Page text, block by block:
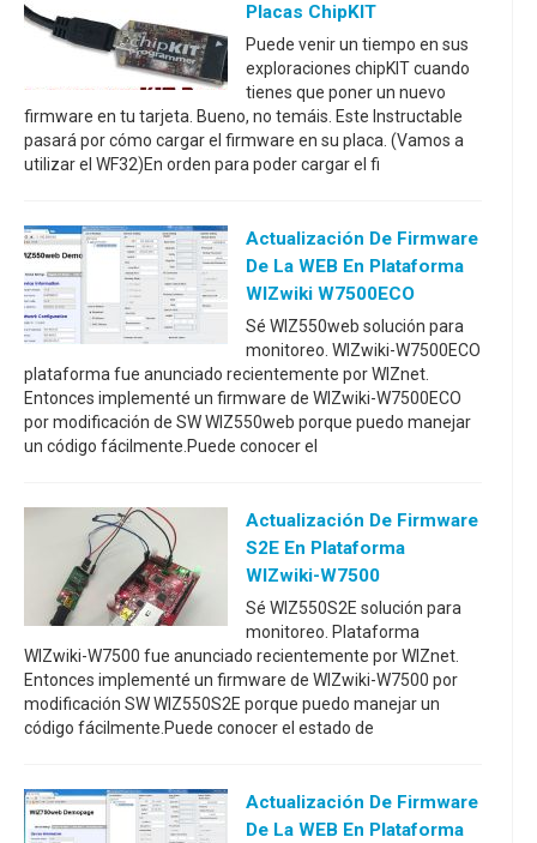
Placas ChipKIT
Puede venir un tiempo en sus
exploraciones chipKIT cuando
tienes que poner un nuevo
firmware en tu tarjeta. Bueno, no temáis. Este Instructable
pasará por cómo cargar el firmware en su placa. (Vamos a
utilizar el WF32)En orden para poder cargar el fi
Actualización De Firmware
De La WEB En Plataforma
WIZwiki W7500ECO
Sé WIZ550web solución para
monitoreo. WIZwiki-W7500ECO
plataforma fue anunciado recientemente por WIZnet.
Entonces implementé un firmware de WIZwiki-W7500ECO
por modificación de SW WIZ550web porque puedo manejar
un código fácilmente.Puede conocer el
Actualización De Firmware
S2E En Plataforma
WIZwiki-W7500
Sé WIZ550S2E solución para
monitoreo. Plataforma
WIZwiki-W7500 fue anunciado recientemente por WIZnet.
Entonces implementé un firmware de WIZwiki-W7500 por
modificación SW WIZ550S2E porque puedo manejar un
código fácilmente.Puede conocer el estado de
Actualización De Firmware
De La WEB En Plataforma